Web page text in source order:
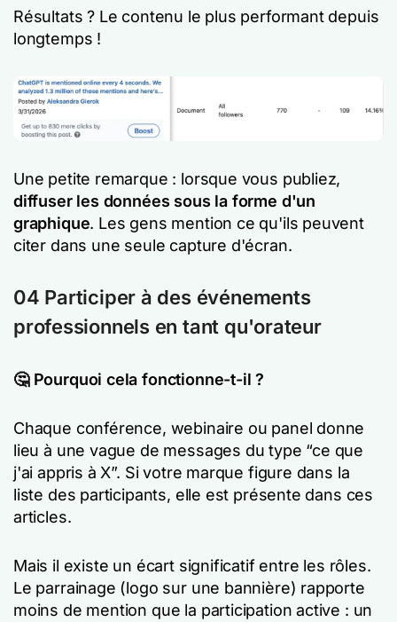
Résultats ? Le contenu le plus performant depuis
longtemps !
Une petite remarque : lorsque vous publiez,
diffuser les données sous la forme d'un
graphique. Les gens mention ce qu'ils peuvent
citer dans une seule capture d'écran.
04 Participer à des événements
professionnels en tant qu'orateur
🤔 Pourquoi cela fonctionne-t-il ?
Chaque conférence, webinaire ou panel donne
lieu à une vague de messages du type “ce que
j'ai appris à X”. Si votre marque figure dans la
liste des participants, elle est présente dans ces
articles.
Mais il existe un écart significatif entre les rôles.
Le parrainage (logo sur une bannière) rapporte
moins de mention que la participation active : un